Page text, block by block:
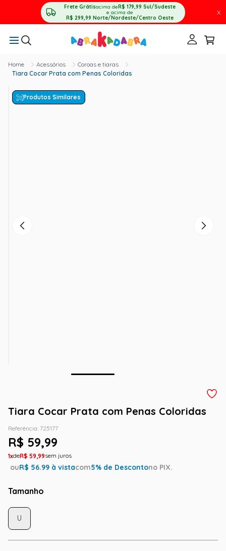
Frete Grátisacima deR$ 179,99 Sul/Sudeste
e acima de
R$ 299,99 Norte/Nordeste/Centro Oeste
X
Acessórios
Coroas e tiaras
Tiara Cocar Prata com Penas Coloridas
Produtos Similares
Tiara Cocar Prata com Penas Coloridas
Referência: 725177
R$ 59,99
1 R$ 59,99
ouR$ 56.99 à vistacom5% de Descontono PIX.
Tamanho
U